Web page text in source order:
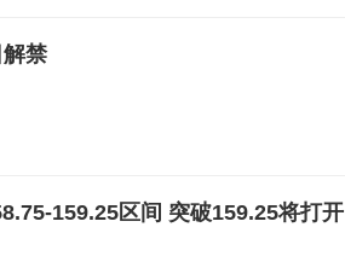
禁
159.25区间 突破159.25将打开